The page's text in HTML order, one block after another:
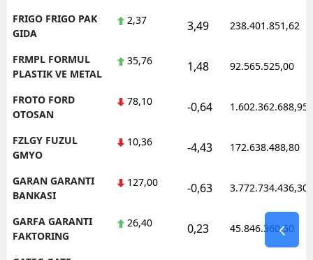
FRIGO FRIGO PAK
GIDA
2,37 3,49 238.401.851,62
FRMPL FORMUL
PLASTIK VE METAL
35,76 1,48 92.565.525,00
FROTO FORD
OTOSAN
78,10 -0,64 1.602.362.688,95
FZLGY FUZUL
GMYO
10,36 -4,43 172.638.488,80
GARAN GARANTI
BANKASI
127,00 -0,63 3.772.734.436,30
GARFA GARANTI
FAKTORING
26,40 0,23 45.846.360,50